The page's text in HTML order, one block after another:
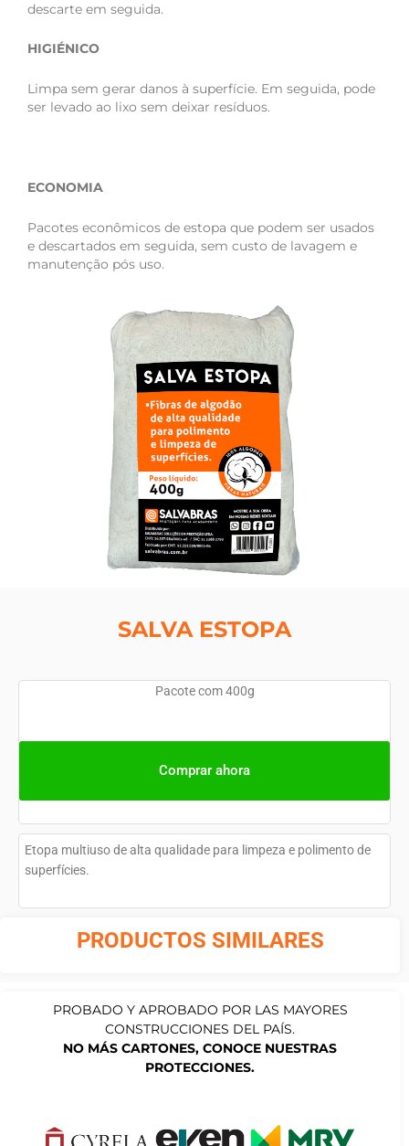
descarte em seguida.
HIGIÉNICO
Limpa sem gerar danos à superfície. Em seguida, pode
ser levado ao lixo sem deixar resíduos.
ECONOMIA
Pacotes econômicos de estopa que podem ser usados
e descartados em seguida, sem custo de lavagem e
manutenção pós uso.
SALVA ESTOPA
Pacote com 400g
Comprar ahora
Etopa multiuso de alta qualidade para limpeza e polimento de
superfícies.
PRODUCTOS SIMILARES
PROBADO Y APROBADO POR LAS MAYORES
CONSTRUCCIONES DEL PAÍS.
NO MÁS CARTONES, CONOCE NUESTRAS
PROTECCIONES.